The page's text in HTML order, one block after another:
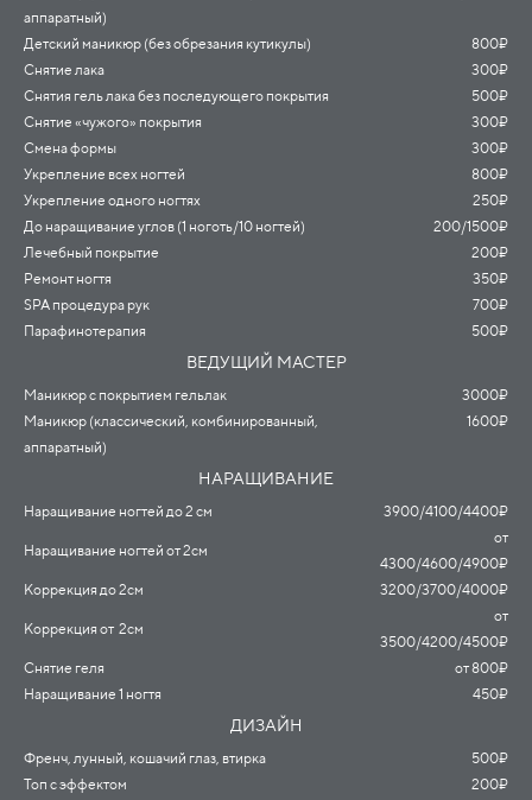
аппаратный)
Детский маникюр (без обрезания кутикулы)
800₽
Снятие лака
300₽
Снятия гель лака без последующего покрытия
500₽
Снятие «чужого» покрытия
300₽
Смена формы
300₽
Укрепление всех ногтей
800₽
Укрепление одного ногтях
250₽
До наращивание углов (1 ноготь/10 ногтей)
200/1500₽
Лечебный покрытие
200₽
Ремонт ногтя
350₽
SPA процедура рук
700₽
Парафинотерапия
500₽
ВЕДУЩИЙ МАСТЕР
Маникюр с покрытием гельлак
3000₽
Маникюр (классический, комбинированный,
аппаратный)
1600₽
НАРАЩИВАНИЕ
Наращивание ногтей до 2 см 3900/4100/4400₽
Наращивание ногтей от 2см
от
4300/4600/4900₽
Коррекция до 2см
3200/3700/4000₽
Коррекция от 2см
от
3500/4200/4500₽
Снятие геля
от 800₽
Наращивание 1 ногтя
450₽
ДИЗАЙН
Френч, лунный, кошачий глаз, втирка
500₽
Топ с эффектом
200₽
Педикюр (классический, комбинированный,
аппаратный)
Мужской педикюр
3000/3300/3600₽
Парафинотерапия ног
800₽
Обработка стопы по маслу
300₽
Коррекция вросшего ногтя
от 400₽
Педикюр с покрытием гель лак
Обработка пальчиков с покрытием гель лак
Педикюр (классический, комбинированный, аппаратный)
Мужская коррекция бровей
Усики, удаление воском
600₽